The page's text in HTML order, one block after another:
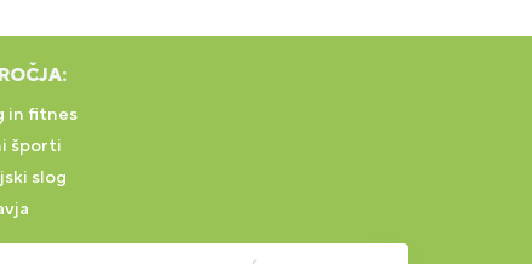
in fitnes
športi
slog